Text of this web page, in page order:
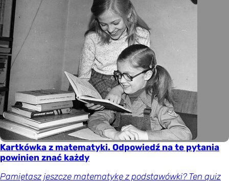
Kartkówka z matematyki. Odpowiedź na te pytania
powinien znać każdy
Pamiętasz jeszcze matematykę z podstawówki? Ten quiz